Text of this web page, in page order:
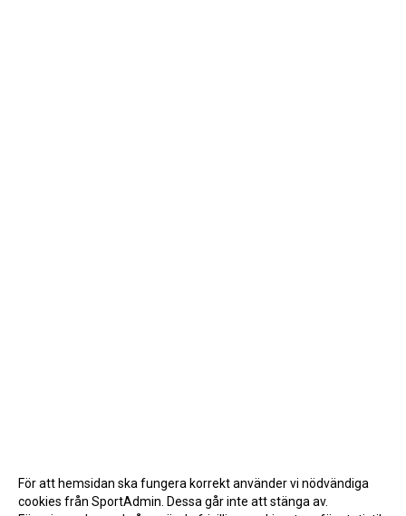
För att hemsidan ska fungera korrekt använder vi nödvändiga
cookies från SportAdmin. Dessa går inte att stänga av.